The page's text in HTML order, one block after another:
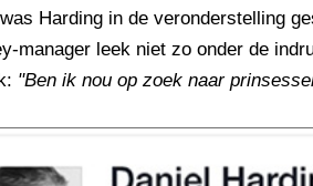
Harding in de veronderstelling
manager leek niet zo onder de
"Ben ik nou op zoek naar